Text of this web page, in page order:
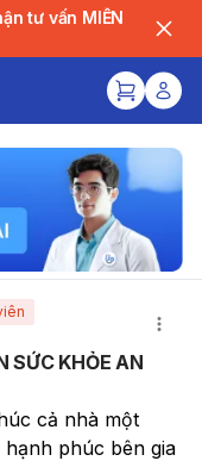
SỨC KHỎE AN
cả nhà một
hạnh phúc bên gia